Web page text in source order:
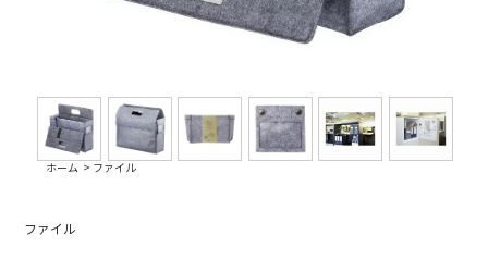
ホーム > ファイル
ファイル